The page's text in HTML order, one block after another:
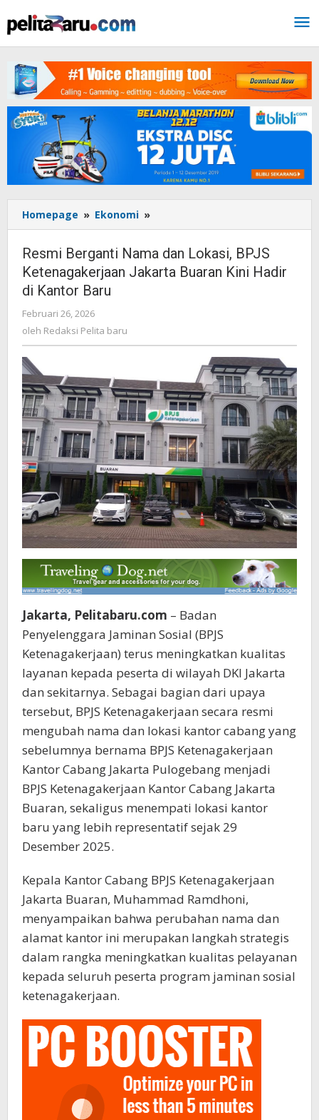
ke
konten
Homepage » Ekonomi »
Berganti
Nama
dan
Lokasi,
Kini
di
Kantor
Baru
Resmi Berganti Nama dan Lokasi, BPJS
Ketenagakerjaan Jakarta Buaran Kini Hadir
di Kantor Baru
Februari 26, 2026
Redaksi
oleh Redaksi Pelita baru
Jakarta, Pelitabaru.com – Badan
Penyelenggara Jaminan Sosial (BPJS
Ketenagakerjaan) terus meningkatkan kualitas
layanan kepada peserta di wilayah DKI Jakarta
dan sekitarnya. Sebagai bagian dari upaya
tersebut, BPJS Ketenagakerjaan secara resmi
mengubah nama dan lokasi kantor cabang yang
sebelumnya bernama BPJS Ketenagakerjaan
Kantor Cabang Jakarta Pulogebang menjadi
BPJS Ketenagakerjaan Kantor Cabang Jakarta
Buaran, sekaligus menempati lokasi kantor
baru yang lebih representatif sejak 29
Desember 2025.
Kepala Kantor Cabang BPJS Ketenagakerjaan
Jakarta Buaran, Muhammad Ramdhoni,
menyampaikan bahwa perubahan nama dan
alamat kantor ini merupakan langkah strategis
dalam rangka meningkatkan kualitas pelayanan
kepada seluruh peserta program jaminan sosial
ketenagakerjaan.